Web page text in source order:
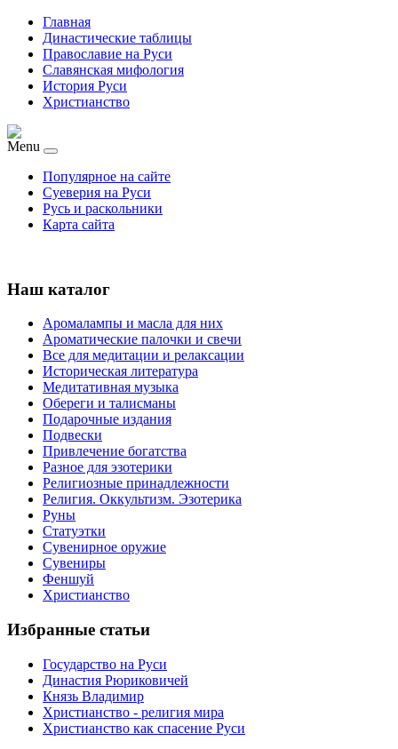
Главная
Династические таблицы
Православие на Руси
Славянская мифология
История Руси
Христианство
Menu
Популярное на сайте
Суеверия на Руси
Русь и раскольники
Карта сайта
Наш каталог
Аромалампы и масла для них
Ароматические палочки и свечи
Все для медитации и релаксации
Историческая литература
Медитативная музыка
Обереги и талисманы
Подарочные издания
Подвески
Привлечение богатства
Разное для эзотерики
Религиозные принадлежности
Религия. Оккультизм. Эзотерика
Руны
Статуэтки
Сувенирное оружие
Сувениры
Феншуй
Христианство
Избранные статьи
Государство на Руси
Династия Рюриковичей
Князь Владимир
Христианство - религия мира
Христианство как спасение Руси